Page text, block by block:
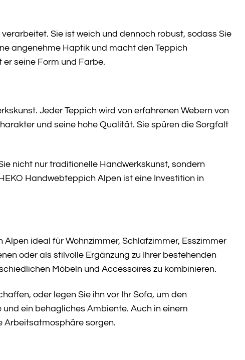
Sie ist weich und dennoch robust, sodass Sie
angenehme Haptik und macht den Teppich
seine Form und Farbe.
Jeder Teppich wird von erfahrenen Webern von
und seine hohe Qualität. Sie spüren die Sorgfalt
nicht nur traditionelle Handwerkskunst, sondern
Handwebteppich Alpen ist eine Investition in
ideal für Wohnzimmer, Schlafzimmer, Esszimmer
oder als stilvolle Ergänzung zu Ihrer bestehenden
Möbeln und Accessoires zu kombinieren.
oder legen Sie ihn vor Ihr Sofa, um den
ein behagliches Ambiente. Auch in einem
Arbeitsatmosphäre sorgen.